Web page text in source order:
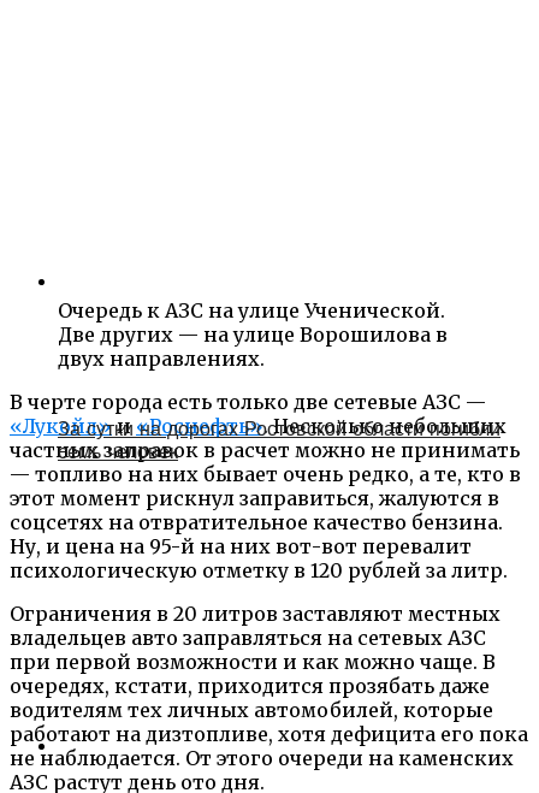
Очередь к АЗС на улице Ученической.
Две других — на улице Ворошилова в
двух направлениях.
В черте города есть только две сетевые АЗС —
«Лукойл»и «Роснефть». Несколько небольших
частных заправок в расчет можно не принимать
— топливо на них бывает очень редко, а те, кто в
этот момент рискнул заправиться, жалуются в
соцсетях на отвратительное качество бензина.
Ну, и цена на 95-й на них вот-вот перевалит
психологическую отметку в 120 рублей за литр.
Ограничения в 20 литров заставляют местных
владельцев авто заправляться на сетевых АЗС
при первой возможности и как можно чаще. В
очередях, кстати, приходится прозябать даже
водителям тех личных автомобилей, которые
работают на дизтопливе, хотя дефицита его пока
не наблюдается. От этого очереди на каменских
АЗС растут день ото дня.
За сутки на дорогах Ростовской области погибли
семь человек